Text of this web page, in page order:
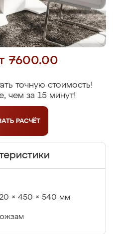
7600.00
точную стоимость!
чем за 15 минут!
РАСЧЁТ
× 450 × 540 мм